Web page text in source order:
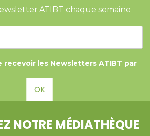
ATIBT chaque semaine
recevoir les Newsletters ATIBT par
OK
NOTRE MÉDIATHÈQUE